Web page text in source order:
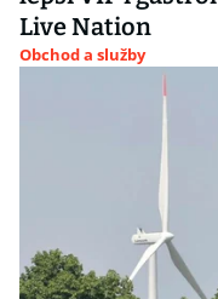
Live Nation
Obchod a služby